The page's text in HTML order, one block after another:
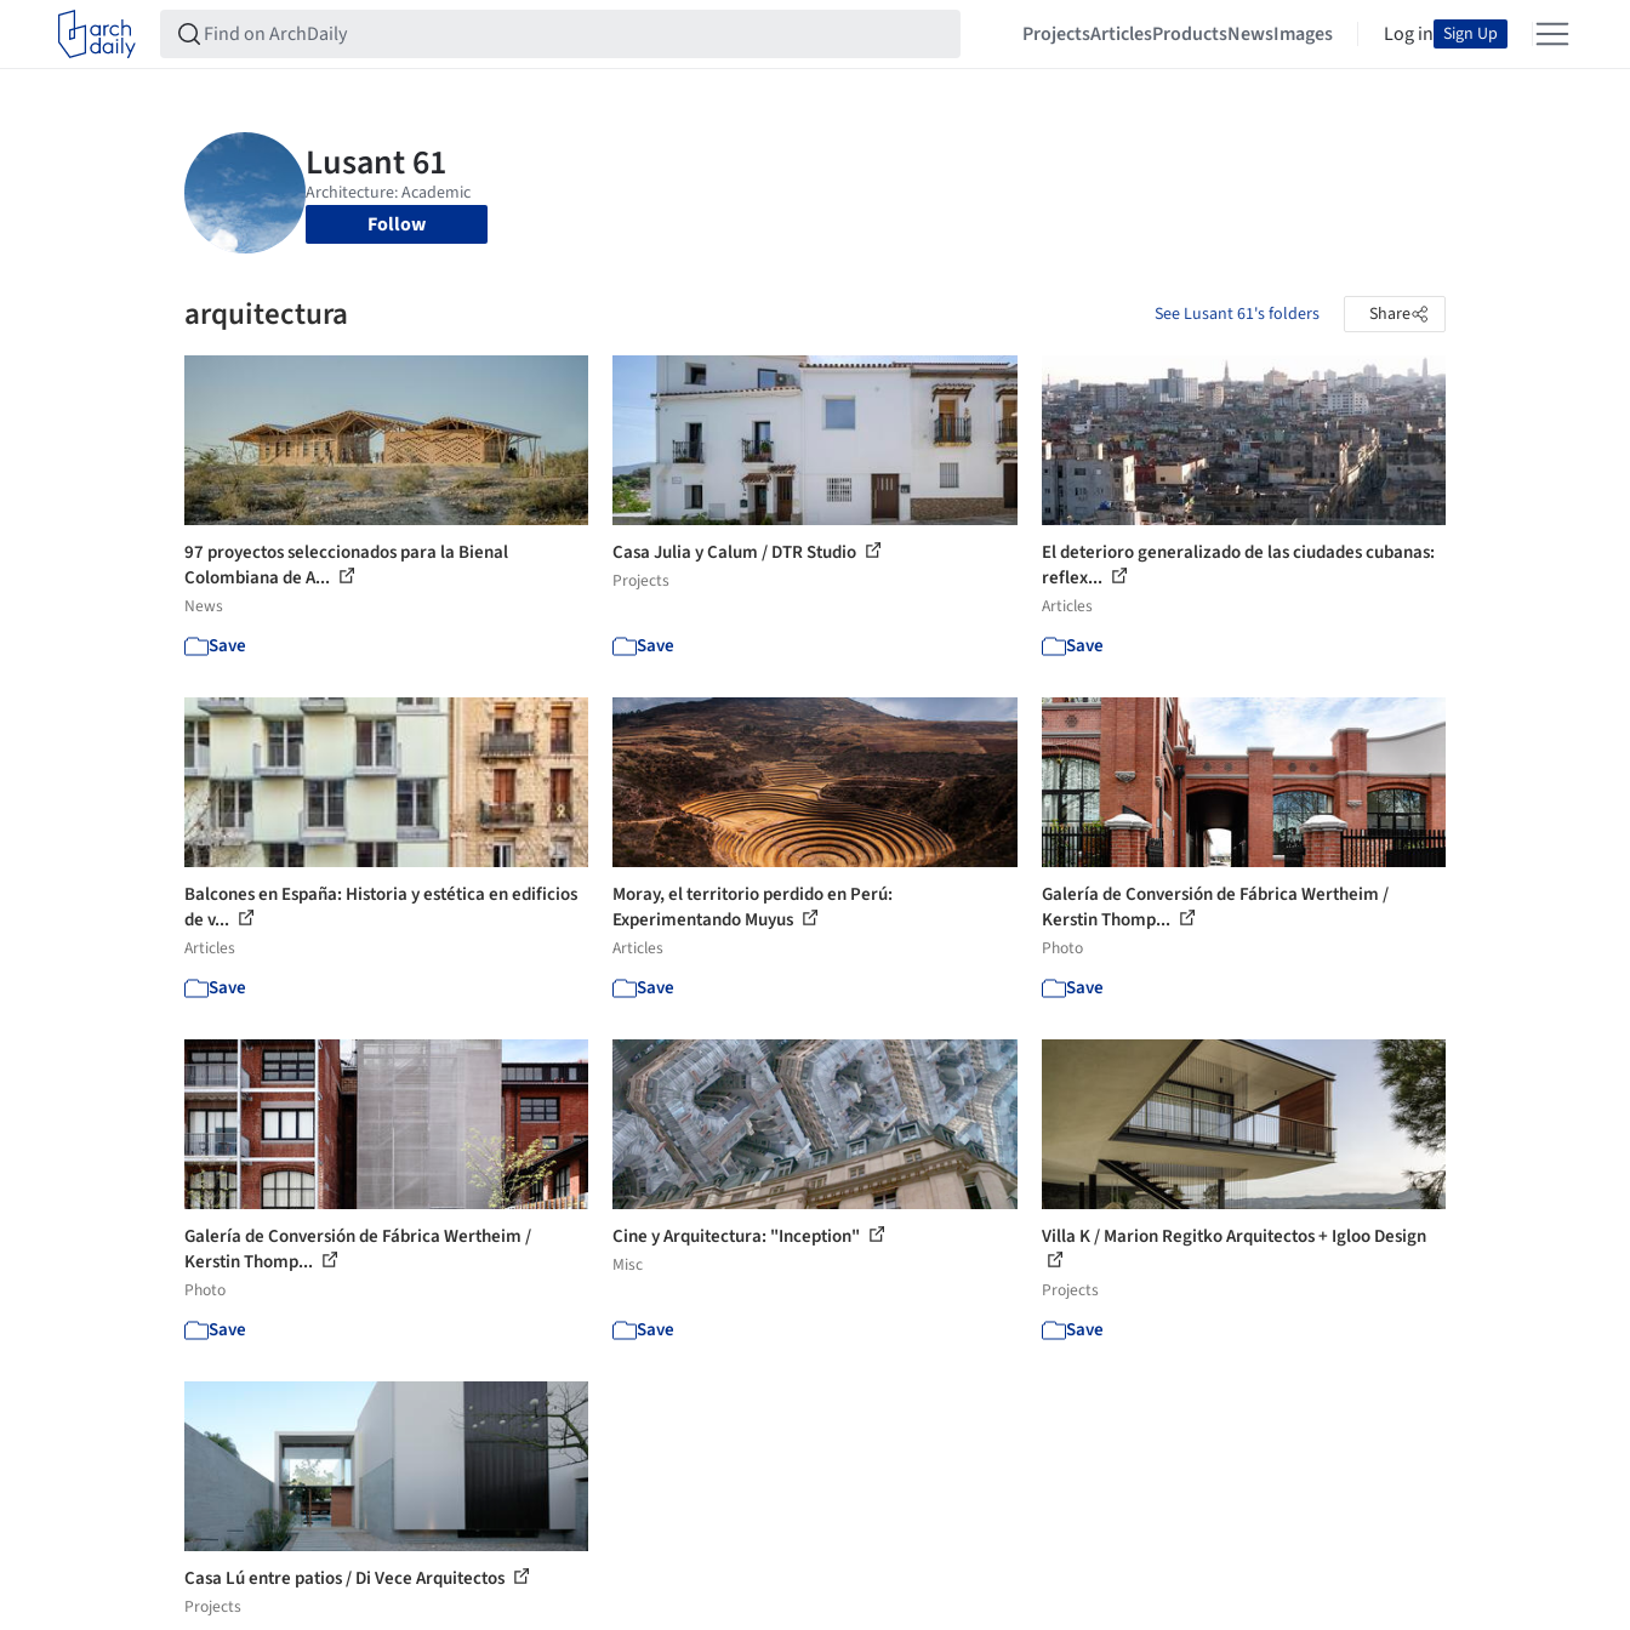
ProjectsArticlesProductsNewsImages Log in Sign Up
Follow
arquitectura See Lusant 61's folders Share
97 proyectos seleccionados para la Bienal
Colombiana de A...
News
Save
Casa Julia y Calum / DTR Studio
Projects
Save
El deterioro generalizado de las ciudades cubanas:
reflex...
Articles
Save
Balcones en España: Historia y estética en edificios
de v...
Articles
Save
Moray, el territorio perdido en Perú:
Experimentando Muyus
Articles
Save
Galería de Conversión de Fábrica Wertheim /
Kerstin Thomp...
Photo
Save
Galería de Conversión de Fábrica Wertheim /
Kerstin Thomp...
Photo
Save
Cine y Arquitectura: "Inception"
Misc
Save
Villa K / Marion Regitko Arquitectos + Igloo Design
Projects
Save
Casa Lú entre patios / Di Vece Arquitectos
Projects